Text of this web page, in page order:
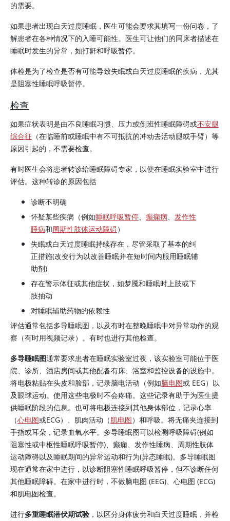
的需要。
如果患者出现白天过度睡眠，医生可能会要求其填写一份问卷，了
解患者在各种情况下的入睡可能性。医生可让他们的同床者描述在
睡眠时发生的异常，如打鼾和呼吸暂停。
体检是为了检查是否有可能导致失眠或白天过度睡眠的疾病，尤其
是阻塞性睡眠呼吸暂停。
检查
如果症状表明是由不良睡眠习惯、压力或倒班性睡眠障碍或不安腿
综合征 （在临睡前或睡眠中有不可抵抗的冲动去活动腿或手臂）等
原因引起的，不需要检查。
有时医生会将患者转诊给睡眠障碍专家，以便在睡眠实验室中进行
评估。这种转诊的原因包括
诊断不明确
怀疑某些疾病（例如睡眠呼吸暂停、 癫痫病、 发作性
睡病和周期性肢体运动障碍）
失眠或白天过度睡眠持续存在，尽管采取了基本的纠
正措施(改变行为以改善睡眠并在短时间内服用睡眠辅
助剂)
存在警示体征或其他症状，如梦魇和睡眠时上肢或下
肢抽动
对睡眠辅助药物的依赖性
评估通常包括多导睡眠图，以及有时在整晚睡眠中对异常动作的观
察（有时用视频记录）。有时也进行其他检查。
多导睡眠图通常要求患者在睡眠实验室过夜，该实验室可能位于医
院、诊所、酒店房间或其他配备有床、浴室和监控设备的设施中。
将电极粘贴在头皮和脸部，记录脑电活动（例如脑电图或 EEG）以
及眼球运动。使用这些电极时不会疼痛。这些记录有助于为医生提
供睡眠阶段的信息。也可将电极连接到其他身体部位，记录心率
（心电图或ECG）、肌肉活动（肌电图）和呼吸。将无痛夹连接到
手指或耳朵，记录血氧水平。多导睡眠图可以检测呼吸障碍(例如
阻塞性或中枢性睡眠呼吸暂停)、癫痫、发作性睡病、周期性肢体
运动障碍以及睡眠期间的异常运动和行为(异态睡眠)。多导睡眠图
现在通常在家中进行，以诊断阻塞性睡眠呼吸暂停，但不诊断任何
其他睡眠障碍。在家中进行时，不做脑电图 (EEG)、心电图 (ECG)
和肌电图检查。
进行多重睡眠潜伏期试验 ，以区分身体疲劳和白天过度睡眠，并检